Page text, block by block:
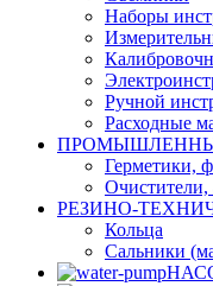
Наборы
Ручной
Расходные
Герметики,
РЕЗИНО-
Кольца
Сальники